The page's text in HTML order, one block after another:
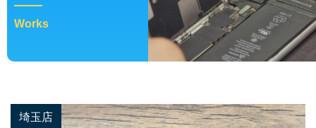
Works
埼玉店